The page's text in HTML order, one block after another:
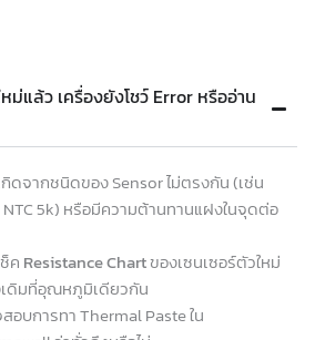
ม่แล้ว เครื่องยังโชว์ Error หรืออ่าน
กิดจากชนิดของ Sensor ไม่ตรงกัน (เช่น
NTC 5k) หรือมีความต้านทานแฝงในจุดต่อ
ค Resistance Chartของเซนเซอร์ตัวใหม่
ดิมที่อุณหภูมิเดียวกัน
อบการทา Thermal Paste ใน